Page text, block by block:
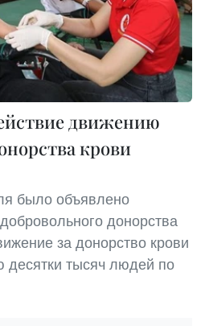
движению
крови
было объявлено
донорства
за донорство крови
десятки тысяч людей по